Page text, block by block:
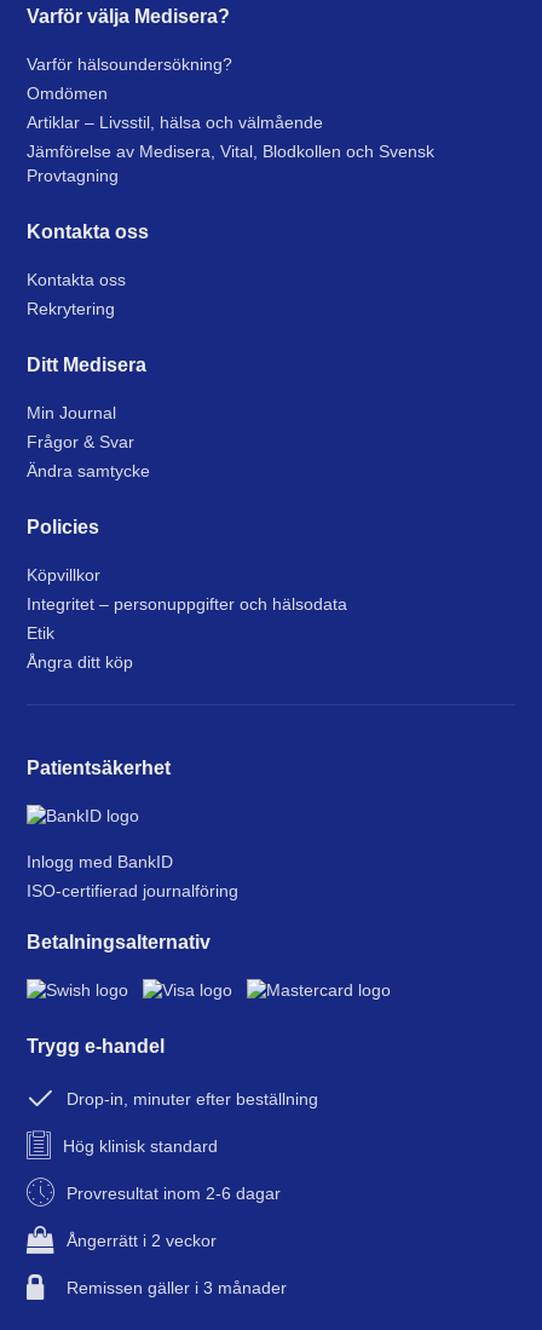
Varför välja Medisera?
Varför hälsoundersökning?
Omdömen
Artiklar – Livsstil, hälsa och välmående
Jämförelse av Medisera, Vital, Blodkollen och Svensk
Provtagning
Kontakta oss
Kontakta oss
Rekrytering
Ditt Medisera
Min Journal
Frågor & Svar
Ändra samtycke
Policies
Köpvillkor
Integritet – personuppgifter och hälsodata
Etik
Ångra ditt köp
Patientsäkerhet
Inlogg med BankID
ISO-certifierad journalföring
Betalningsalternativ
Trygg e-handel
Drop-in, minuter efter beställning
Hög klinisk standard
Provresultat inom 2-6 dagar
Ångerrätt i 2 veckor
Remissen gäller i 3 månader